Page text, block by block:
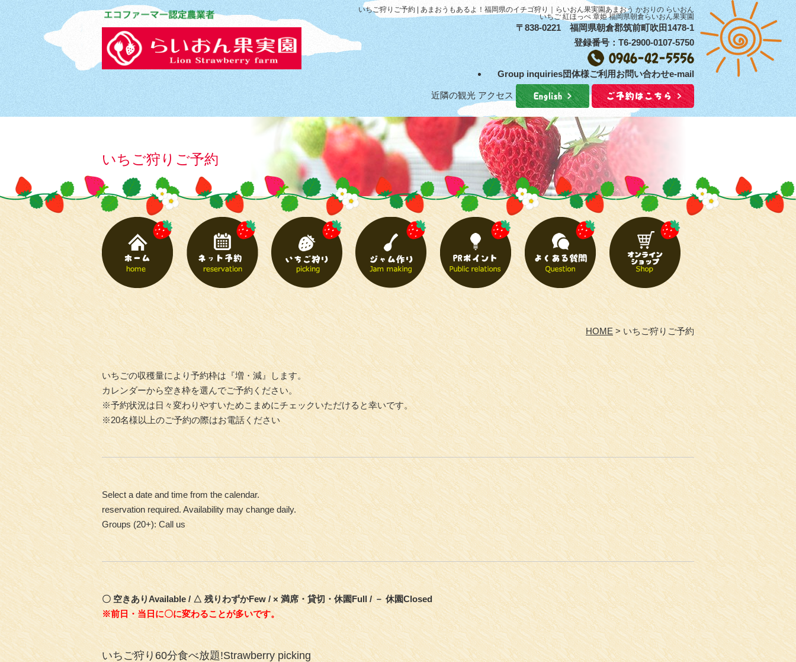
いちご狩りご予約 | あまおうもあるよ！福岡県のイチゴ狩り｜らいおん果実園あまおう かおりの らいおん
いちご 紅ほっぺ 章姫 福岡県朝倉らいおん果実園
〒838-0221 福岡県朝倉郡筑前町吹田1478-1
登録番号：T6-2900-0107-5750
Group inquiries団体様ご利用お問い合わせe-mail
近隣の観光 アクセス
いちご狩りご予約
HOME いちご狩りご予約
いちごの収穫量により予約枠は『増・減』します。
カレンダーから空き枠を選んでご予約ください。
※予約状況は日々変わりやすいためこまめにチェックいただけると幸いです。
※20名様以上のご予約の際はお電話ください
Select a date and time from the calendar.
reservation required. Availability may change daily.
Groups (20+): Call us
〇 空きありAvailable / △ 残りわずかFew / × 満席・貸切・休園Full / － 休園Closed
※前日・当日に〇に変わることが多いです。
いちご狩り60分食べ放題!Strawberry picking